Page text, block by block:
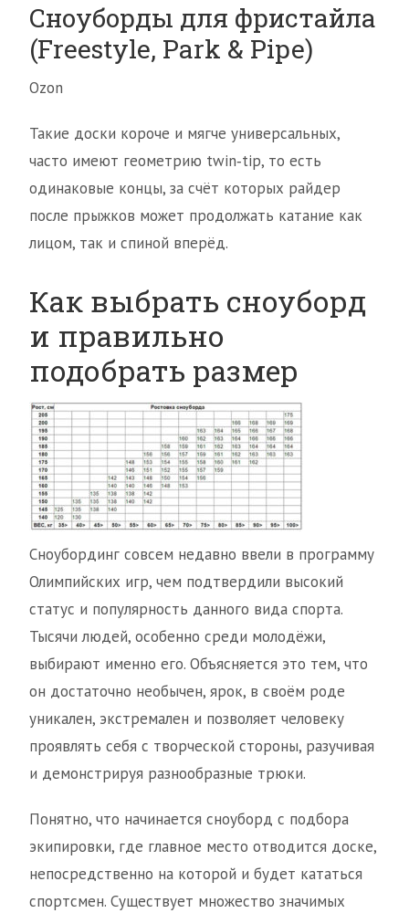
Сноуборды для фристайла
(Freestyle, Park & Pipe)
Ozon
Такие доски короче и мягче универсальных,
часто имеют геометрию twin‑tip, то есть
одинаковые концы, за счёт которых райдер
после прыжков может продолжать катание как
лицом, так и спиной вперёд.
Как выбрать сноуборд
и правильно
подобрать размер
Сноубординг совсем недавно ввели в программу
Олимпийских игр, чем подтвердили высокий
статус и популярность данного вида спорта.
Тысячи людей, особенно среди молодёжи,
выбирают именно его. Объясняется это тем, что
он достаточно необычен, ярок, в своём роде
уникален, экстремален и позволяет человеку
проявлять себя с творческой стороны, разучивая
и демонстрируя разнообразные трюки.
Понятно, что начинается сноуборд с подбора
экипировки, где главное место отводится доске,
непосредственно на которой и будет кататься
спортсмен. Существует множество значимых